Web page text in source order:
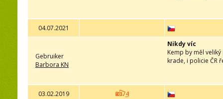
04.07.2021
Gebruiker
Barbora KN
Nikdy víc
Kemp by měl
krade, i policie ČR
03.02.2019 4